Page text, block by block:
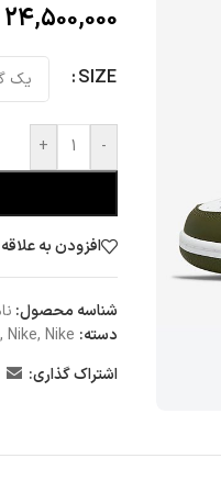
24,500,000
SIZE
-
+
افزودن به
شناسه محصول:
دسته:
, Nike, Nike
اشتراک گذاری: